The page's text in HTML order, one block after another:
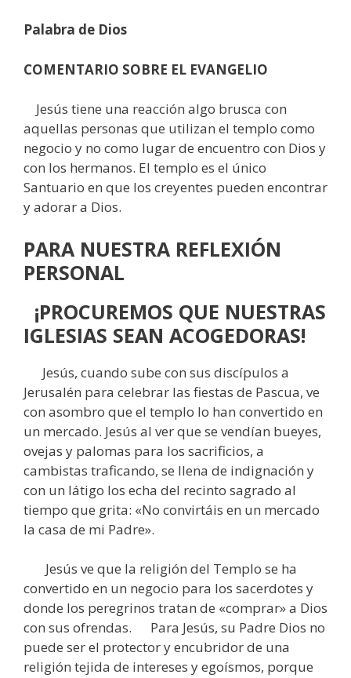
Palabra de Dios
COMENTARIO SOBRE EL EVANGELIO
Jesús tiene una reacción algo brusca con
aquellas personas que utilizan el templo como
negocio y no como lugar de encuentro con Dios y
con los hermanos. El templo es el único
Santuario en que los creyentes pueden encontrar
y adorar a Dios.
PARA NUESTRA REFLEXIÓN
PERSONAL
¡PROCUREMOS QUE NUESTRAS
IGLESIAS SEAN ACOGEDORAS!
Jesús, cuando sube con sus discípulos a
Jerusalén para celebrar las fiestas de Pascua, ve
con asombro que el templo lo han convertido en
un mercado. Jesús al ver que se vendían bueyes,
ovejas y palomas para los sacrificios, a
cambistas traficando, se llena de indignación y
con un látigo los echa del recinto sagrado al
tiempo que grita: «No convirtáis en un mercado
la casa de mi Padre».
Jesús ve que la religión del Templo se ha
convertido en un negocio para los sacerdotes y
donde los peregrinos tratan de «comprar» a Dios
con sus ofrendas. Para Jesús, su Padre Dios no
puede ser el protector y encubridor de una
religión tejida de intereses y egoísmos, porque